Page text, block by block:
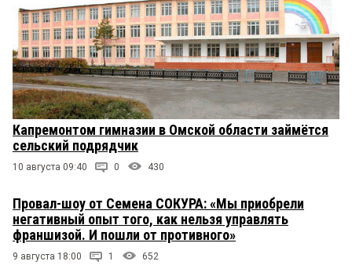
Капремонтом гимназии в Омской области займётся
сельский подрядчик
10 августа 09:40 0 430
Провал-шоу от Семена СОКУРА: «Мы приобрели
негативный опыт того, как нельзя управлять
франшизой. И пошли от противного»
9 августа 18:00 1 652